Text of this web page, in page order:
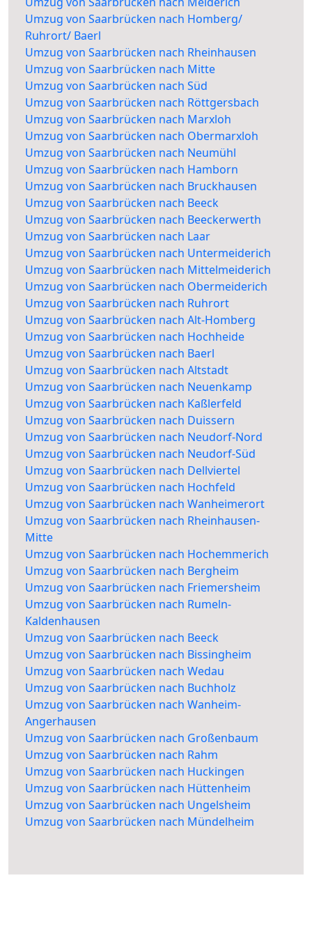
Umzug von Saarbrücken nach Homberg/
Ruhrort/ Baerl
Umzug von Saarbrücken nach Rheinhausen
Umzug von Saarbrücken nach Mitte
Umzug von Saarbrücken nach Süd
Umzug von Saarbrücken nach Röttgersbach
Umzug von Saarbrücken nach Marxloh
Umzug von Saarbrücken nach Obermarxloh
Umzug von Saarbrücken nach Neumühl
Umzug von Saarbrücken nach Hamborn
Umzug von Saarbrücken nach Bruckhausen
Umzug von Saarbrücken nach Beeck
Umzug von Saarbrücken nach Beeckerwerth
Umzug von Saarbrücken nach Laar
Umzug von Saarbrücken nach Untermeiderich
Umzug von Saarbrücken nach Mittelmeiderich
Umzug von Saarbrücken nach Obermeiderich
Umzug von Saarbrücken nach Ruhrort
Umzug von Saarbrücken nach Alt-Homberg
Umzug von Saarbrücken nach Hochheide
Umzug von Saarbrücken nach Baerl
Umzug von Saarbrücken nach Altstadt
Umzug von Saarbrücken nach Neuenkamp
Umzug von Saarbrücken nach Kaßlerfeld
Umzug von Saarbrücken nach Duissern
Umzug von Saarbrücken nach Neudorf-Nord
Umzug von Saarbrücken nach Neudorf-Süd
Umzug von Saarbrücken nach Dellviertel
Umzug von Saarbrücken nach Hochfeld
Umzug von Saarbrücken nach Wanheimerort
Umzug von Saarbrücken nach Rheinhausen-
Mitte
Umzug von Saarbrücken nach Hochemmerich
Umzug von Saarbrücken nach Bergheim
Umzug von Saarbrücken nach Friemersheim
Umzug von Saarbrücken nach Rumeln-
Kaldenhausen
Umzug von Saarbrücken nach Beeck
Umzug von Saarbrücken nach Bissingheim
Umzug von Saarbrücken nach Wedau
Umzug von Saarbrücken nach Buchholz
Umzug von Saarbrücken nach Wanheim-
Angerhausen
Umzug von Saarbrücken nach Großenbaum
Umzug von Saarbrücken nach Rahm
Umzug von Saarbrücken nach Huckingen
Umzug von Saarbrücken nach Hüttenheim
Umzug von Saarbrücken nach Ungelsheim
Umzug von Saarbrücken nach Mündelheim